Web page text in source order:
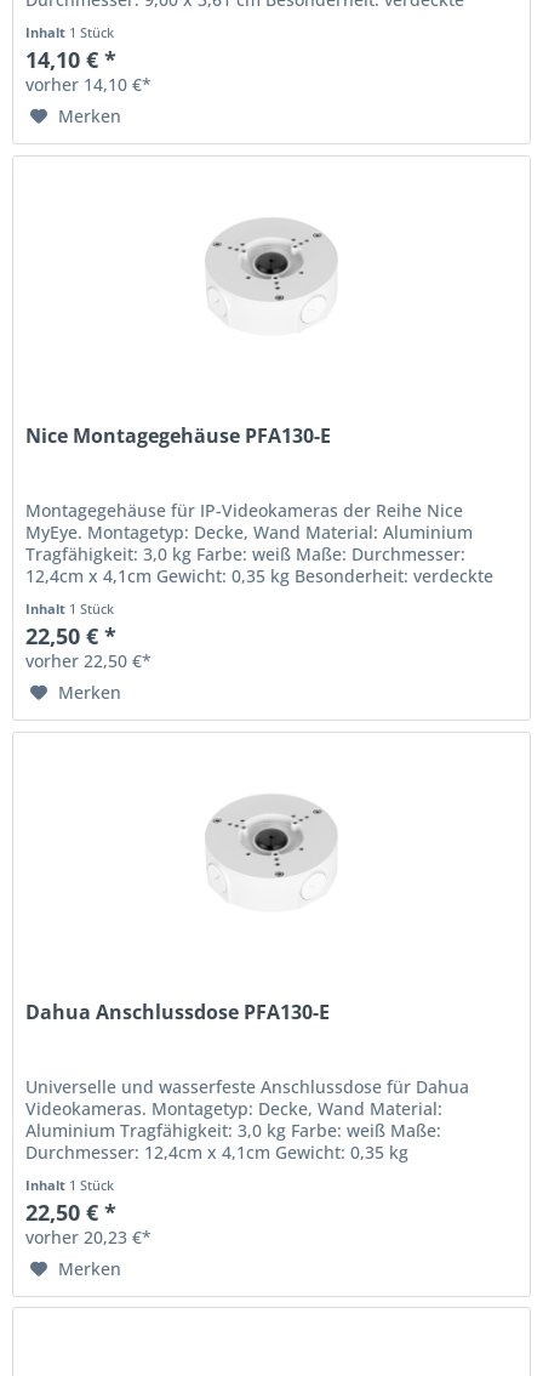
Inhalt 1 Stück
14,10 € *
vorher 14,10 €*
Merken
Nice Montagegehäuse PFA130-E
Montagegehäuse für IP-Videokameras der Reihe Nice
MyEye. Montagetyp: Decke, Wand Material: Aluminium
Tragfähigkeit: 3,0 kg Farbe: weiß Maße: Durchmesser:
12,4cm x 4,1cm Gewicht: 0,35 kg Besonderheit: verdeckte
Inhalt 1 Stück
22,50 € *
vorher 22,50 €*
Merken
Dahua Anschlussdose PFA130-E
Universelle und wasserfeste Anschlussdose für Dahua
Videokameras. Montagetyp: Decke, Wand Material:
Aluminium Tragfähigkeit: 3,0 kg Farbe: weiß Maße:
Durchmesser: 12,4cm x 4,1cm Gewicht: 0,35 kg
Inhalt 1 Stück
22,50 € *
vorher 20,23 €*
Merken